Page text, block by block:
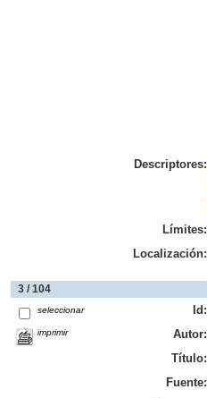
Descriptores:
Límites:
Localización:
3 / 104
seleccionar
imprimir
Id:
Autor:
Título:
Fuente: